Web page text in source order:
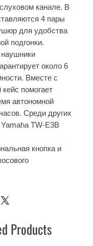
канале. В
4 пары
для удобства
подгонки.
около 6
Вместе с
помогает
автономной
Среди других
TW-E3B
кнопка и
Products